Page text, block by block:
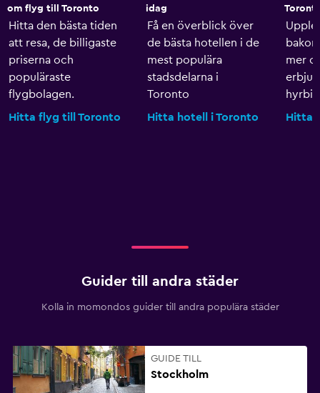
om flyg till Toronto
Hitta den bästa tiden
att resa, de billigaste
priserna och
populäraste
flygbolagen.
Hitta flyg till Toronto
idag
Få en överblick över
de bästa hotellen i de
mest populära
stadsdelarna i
Toronto
Hitta hotell i Toronto
mer
Hitta
Guider till andra städer
Kolla in momondos guider till andra populära städer
GUIDE TILL
Stockholm